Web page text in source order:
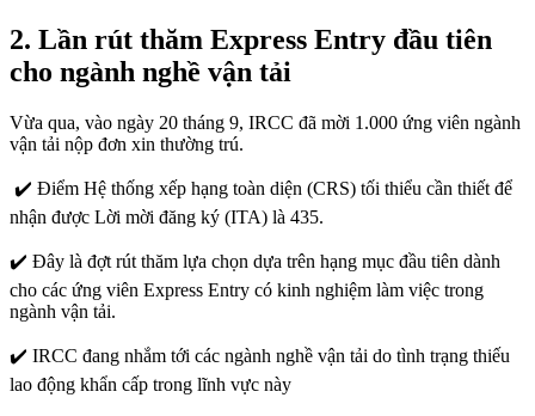
2. Lần rút thăm Express Entry đầu tiên
cho ngành nghề vận tải
Vừa qua, vào ngày 20 tháng 9, IRCC đã mời 1.000 ứng viên ngành
vận tải nộp đơn xin thường trú.
✔️ Điểm Hệ thống xếp hạng toàn diện (CRS) tối thiểu cần thiết để
nhận được Lời mời đăng ký (ITA) là 435.
✔️ Đây là đợt rút thăm lựa chọn dựa trên hạng mục đầu tiên dành
cho các ứng viên Express Entry có kinh nghiệm làm việc trong
ngành vận tải.
✔️ IRCC đang nhắm tới các ngành nghề vận tải do tình trạng thiếu
lao động khẩn cấp trong lĩnh vực này